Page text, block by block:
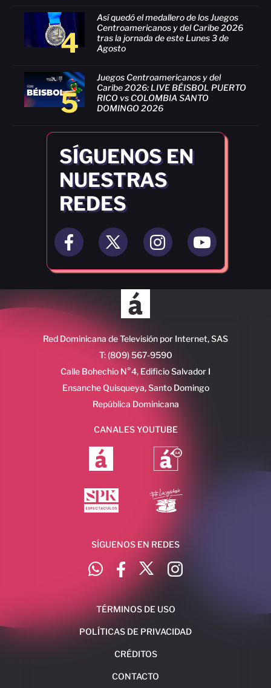
4
Así quedó el medallero de los Juegos
Centroamericanos y del Caribe 2026
tras la jornada de este Lunes 3 de
Agosto
5
Juegos Centroamericanos y del
Caribe 2026: LIVE BÉISBOL PUERTO
RICO vs COLOMBIA SANTO
DOMINGO 2026
SÍGUENOS EN
NUESTRAS
REDES
Red Dominicana de Televisión por Internet, SAS
T: (809) 567-9590
Calle Bohechio N°4, Edificio Salvador I
Ensanche Quisqueya, Santo Domingo
República Dominicana
CANALES YOUTUBE
SÍGUENOS EN REDES
TÉRMINOS DE USO
POLÍTICAS DE PRIVACIDAD
CRÉDITOS
CONTACTO